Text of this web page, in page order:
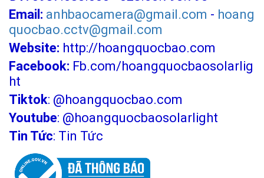
Email: anhbaocamera@gmail.com - hoang
quocbao.cctv@gmail.com
Website: http://hoangquocbao.com
Facebook: Fb.com/hoangquocbaosolarlig
ht
Tiktok: @hoangquocbao.com
Youtube: @hoangquocbaosolarlight
Tin Tức: Tin Tức